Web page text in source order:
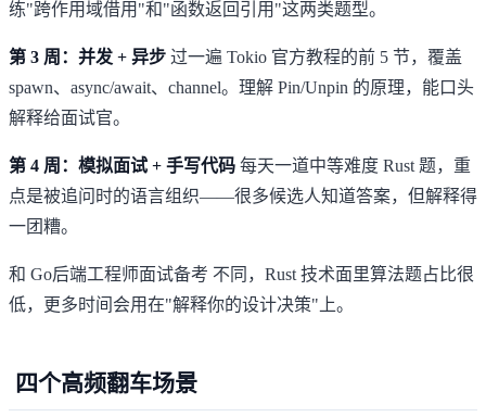
练"跨作用域借用"和"函数返回引用"这两类题型。
第 3 周：并发 + 异步 过一遍 Tokio 官方教程的前 5 节，覆盖
spawn、async/await、channel。理解 Pin/Unpin 的原理，能口头
解释给面试官。
第 4 周：模拟面试 + 手写代码 每天一道中等难度 Rust 题，重
点是被追问时的语言组织——很多候选人知道答案，但解释得
一团糟。
和 Go后端工程师面试备考 不同，Rust 技术面里算法题占比很
低，更多时间会用在"解释你的设计决策"上。
四个高频翻车场景